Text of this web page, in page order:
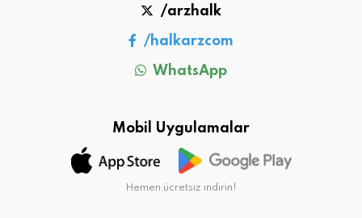
/arzhalk
/halkarzcom
WhatsApp
Mobil Uygulamalar
Hemen ücretsiz indirin!